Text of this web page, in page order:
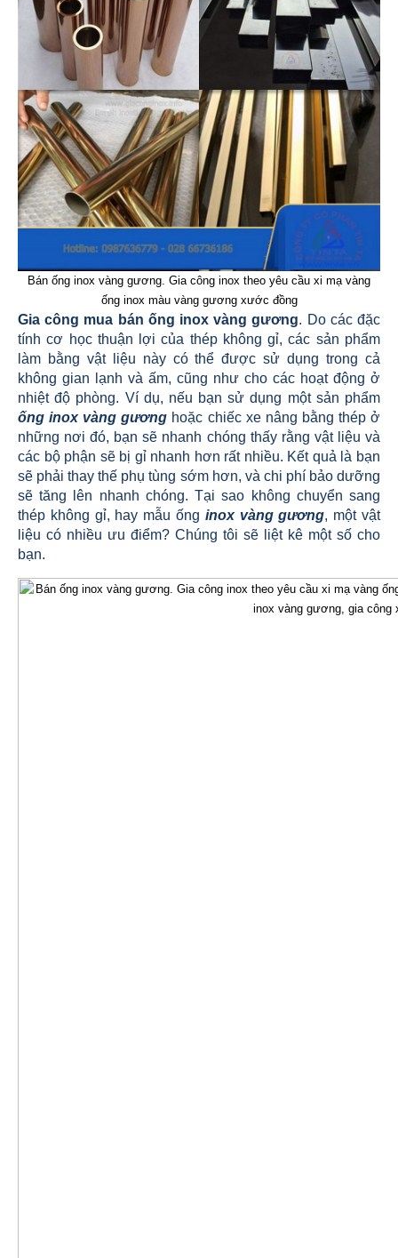
Bán ống inox vàng gương. Gia công inox theo yêu cầu xi mạ vàng
ống inox màu vàng gương xước đồng
Gia công mua bán ống inox vàng gương. Do các đặc
tính cơ học thuận lợi của thép không gỉ, các sản phẩm
làm bằng vật liệu này có thể được sử dụng trong cả
không gian lạnh và ấm, cũng như cho các hoạt động ở
nhiệt độ phòng. Ví dụ, nếu bạn sử dụng một sản phẩm
ống inox vàng gương hoặc chiếc xe nâng bằng thép ở
những nơi đó, bạn sẽ nhanh chóng thấy rằng vật liệu và
các bộ phận sẽ bị gỉ nhanh hơn rất nhiều. Kết quả là bạn
sẽ phải thay thế phụ tùng sớm hơn, và chi phí bảo dưỡng
sẽ tăng lên nhanh chóng. Tại sao không chuyển sang
thép không gỉ, hay mẫu ống inox vàng gương, một vật
liệu có nhiều ưu điểm? Chúng tôi sẽ liệt kê một số cho
bạn.